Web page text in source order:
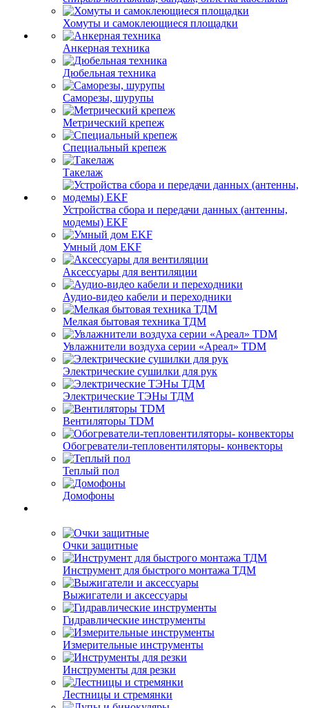
Хомуты и самоклеющиеся площадки
Анкерная техника
Дюбельная техника
Саморезы, шурупы
Метрический крепеж
Специальный крепеж
Такелаж
Устройства сбора и передачи данных (антенны,
модемы) EKF
Умный дом EKF
Аксессуары для вентиляции
Аудио-видео кабели и переходники
Мелкая бытовая техника ТДМ
Увлажнители воздуха серии «Ареал» TDM
Электрические сушилки для рук
Электрические ТЭНы ТДМ
Вентиляторы TDM
Обогреватели-тепловентиляторы- конвекторы
Теплый пол
Домофоны
Очки защитные
Инструмент для быстрого монтажа ТДМ
Выжигатели и аксессуары
Гидравлические инструменты
Измерительные инструменты
Инструменты для резки
Лестницы и стремянки